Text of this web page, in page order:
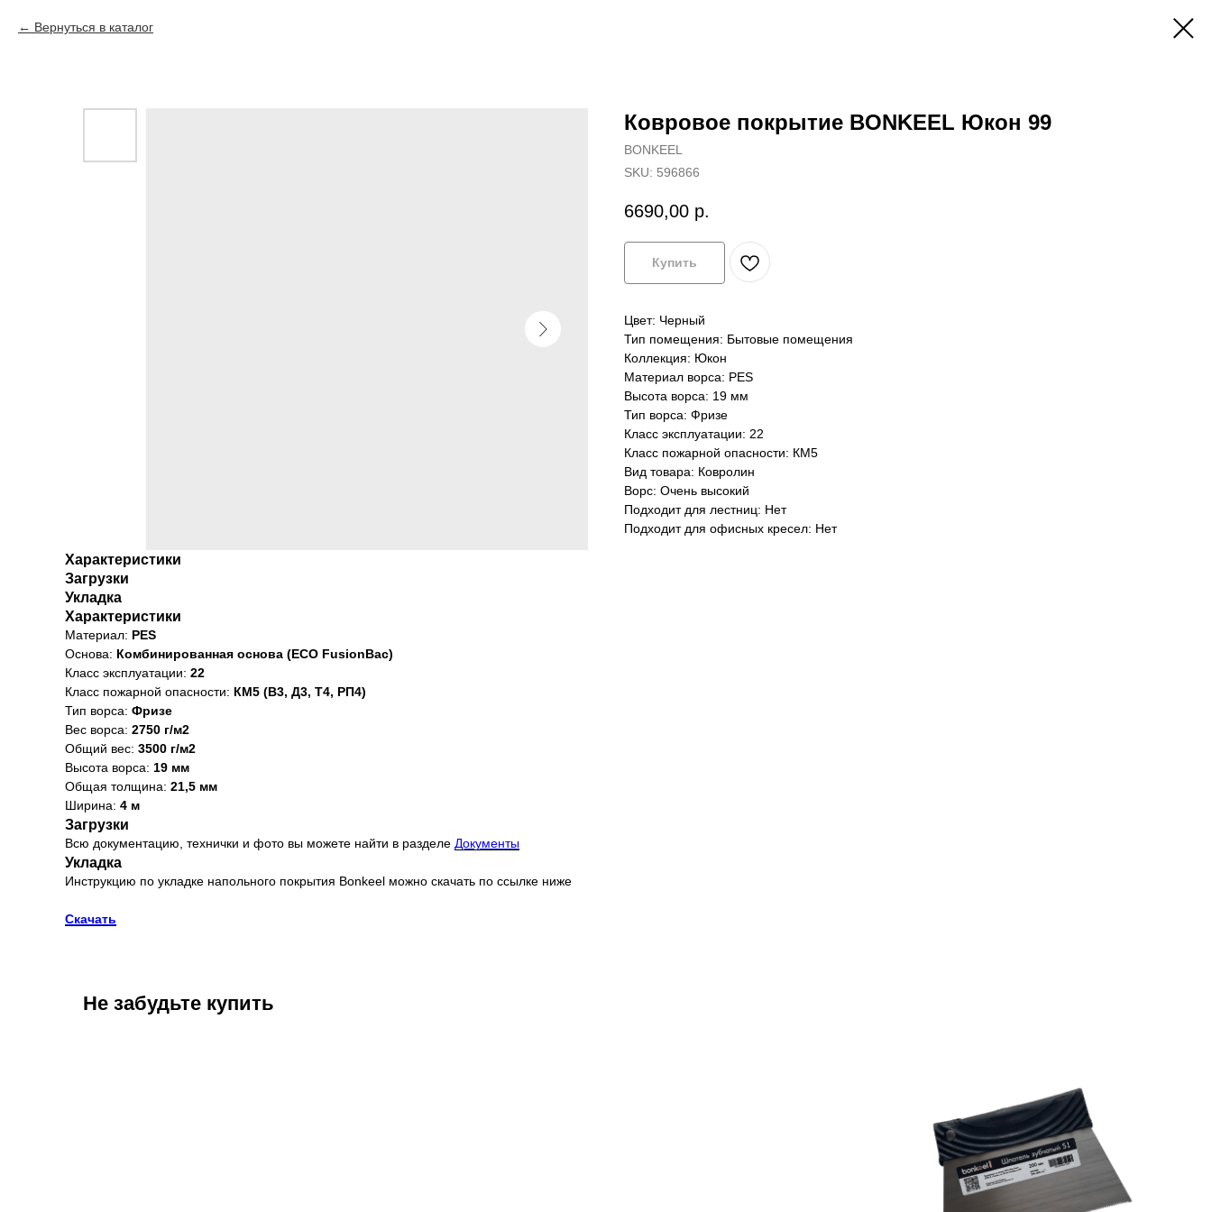
Вернуться в каталог
Ковровое покрытие BONKEEL Юкон 99
BONKEEL
SKU: 596866
6690,00 р.
Купить
Цвет: Черный
Тип помещения: Бытовые помещения
Коллекция: Юкон
Материал ворса: PES
Высота ворса: 19 мм
Тип ворса: Фризе
Класс эксплуатации: 22
Класс пожарной опасности: КМ5
Вид товара: Ковролин
Ворс: Очень высокий
Подходит для лестниц: Нет
Подходит для офисных кресел: Нет
Характеристики
Загрузки
Укладка
Характеристики
Материал: PES
Основа: Комбинированная основа (ECO FusionBac)
Класс эксплуатации: 22
Класс пожарной опасности: КМ5 (В3, Д3, Т4, РП4)
Тип ворса: Фризе
Вес ворса: 2750 г/м2
Общий вес: 3500 г/м2
Высота ворса: 19 мм
Общая толщина: 21,5 мм
Ширина: 4 м
Загрузки
Всю документацию, технички и фото вы можете найти в разделе Документы
Укладка
Инструкцию по укладке напольного покрытия Bonkeel можно скачать по ссылке ниже
Скачать
Не забудьте купить